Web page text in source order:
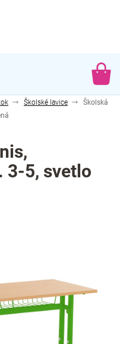
Školské lavice
Školská
3-5, svetlo